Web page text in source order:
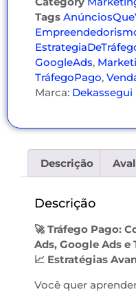
Tags
GoogleAds,
TráfegoPago,
Marca: Dekassegui
Descrição
Descrição
🚀 Tráfego Pago:
Ads, Google Ads e
📈 Estratégias
Você quer